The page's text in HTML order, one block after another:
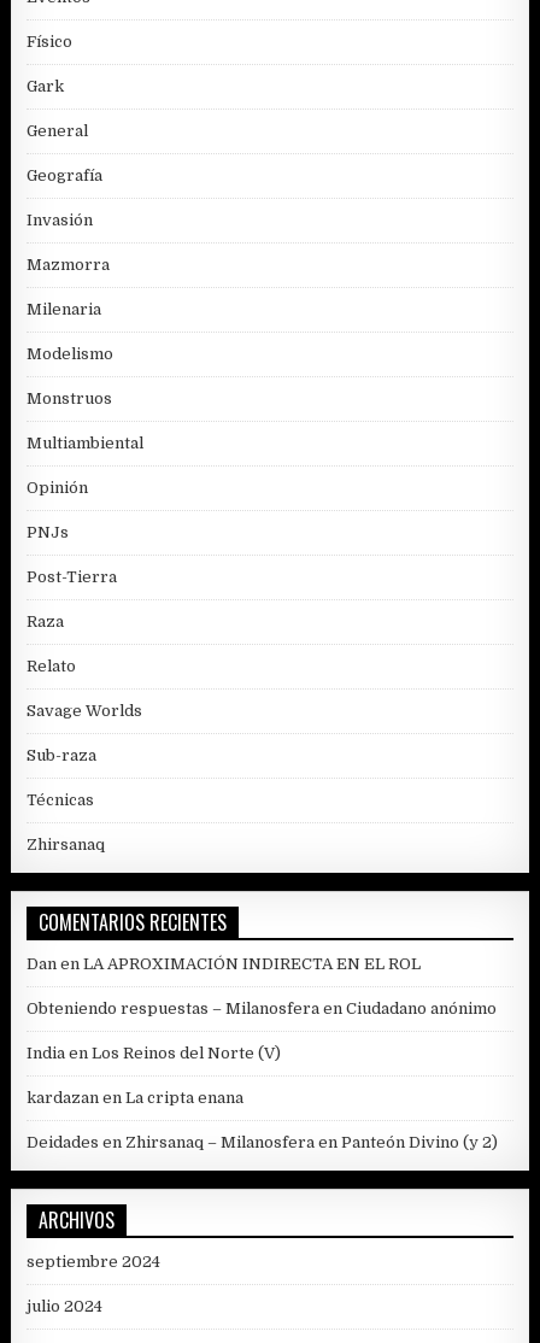
Físico
Gark
General
Geografía
Invasión
Mazmorra
Milenaria
Modelismo
Monstruos
Multiambiental
Opinión
PNJs
Post-Tierra
Raza
Relato
Savage Worlds
Sub-raza
Técnicas
Zhirsanaq
COMENTARIOS RECIENTES
Dan enLA APROXIMACIÓN INDIRECTA EN EL ROL
Obteniendo respuestas – Milanosfera enCiudadano anónimo
India enLos Reinos del Norte (V)
kardazan enLa cripta enana
Deidades en Zhirsanaq – Milanosfera enPanteón Divino (y 2)
ARCHIVOS
septiembre 2024
julio 2024